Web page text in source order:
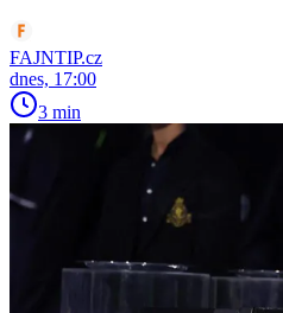
FAJNTIP.cz
dnes, 17:00
3 min